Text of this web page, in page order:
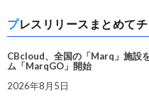
プレスリリースまとめて
CBcloud、全国の「Marq」施設
ム「MarqGO」開始
2026年8月5日